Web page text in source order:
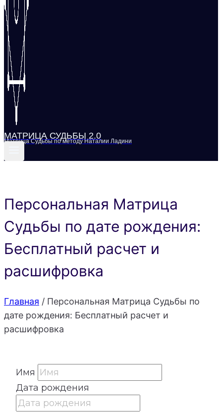
МАТРИЦА СУДЬБЫ 2.0
Матрица Судьбы по методу Наталии Ладини
Персональная Матрица
Судьбы по дате рождения:
Бесплатный расчет и
расшифровка
Главная / Персональная Матрица Судьбы по
дате рождения: Бесплатный расчет и
расшифровка
Имя
Дата рождения